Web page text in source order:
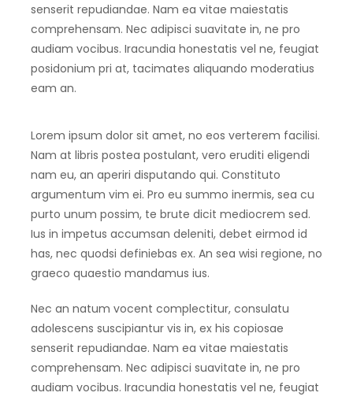
senserit repudiandae. Nam ea vitae maiestatis
comprehensam. Nec adipisci suavitate in, ne pro
audiam vocibus. Iracundia honestatis vel ne, feugiat
posidonium pri at, tacimates aliquando moderatius
eam an.
Lorem ipsum dolor sit amet, no eos verterem facilisi.
Nam at libris postea postulant, vero eruditi eligendi
nam eu, an aperiri disputando qui. Constituto
argumentum vim ei. Pro eu summo inermis, sea cu
purto unum possim, te brute dicit mediocrem sed.
Ius in impetus accumsan deleniti, debet eirmod id
has, nec quodsi definiebas ex. An sea wisi regione, no
graeco quaestio mandamus ius.
Nec an natum vocent complectitur, consulatu
adolescens suscipiantur vis in, ex his copiosae
senserit repudiandae. Nam ea vitae maiestatis
comprehensam. Nec adipisci suavitate in, ne pro
audiam vocibus. Iracundia honestatis vel ne, feugiat